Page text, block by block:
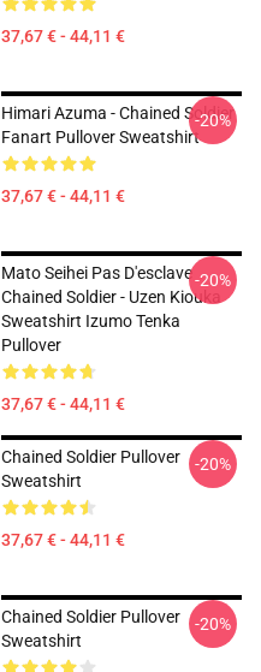
37,67 € - 44,11 €
Himari Azuma - Chained Soldier
Fanart Pullover Sweatshirt
37,67 € - 44,11 €
-20%
Mato Seihei Pas D'esclave
Chained Soldier - Uzen Kiouka
Sweatshirt Izumo Tenka
Pullover
37,67 € - 44,11 €
-20%
Chained Soldier Pullover
Sweatshirt
37,67 € - 44,11 €
-20%
Chained Soldier Pullover
Sweatshirt
-20%